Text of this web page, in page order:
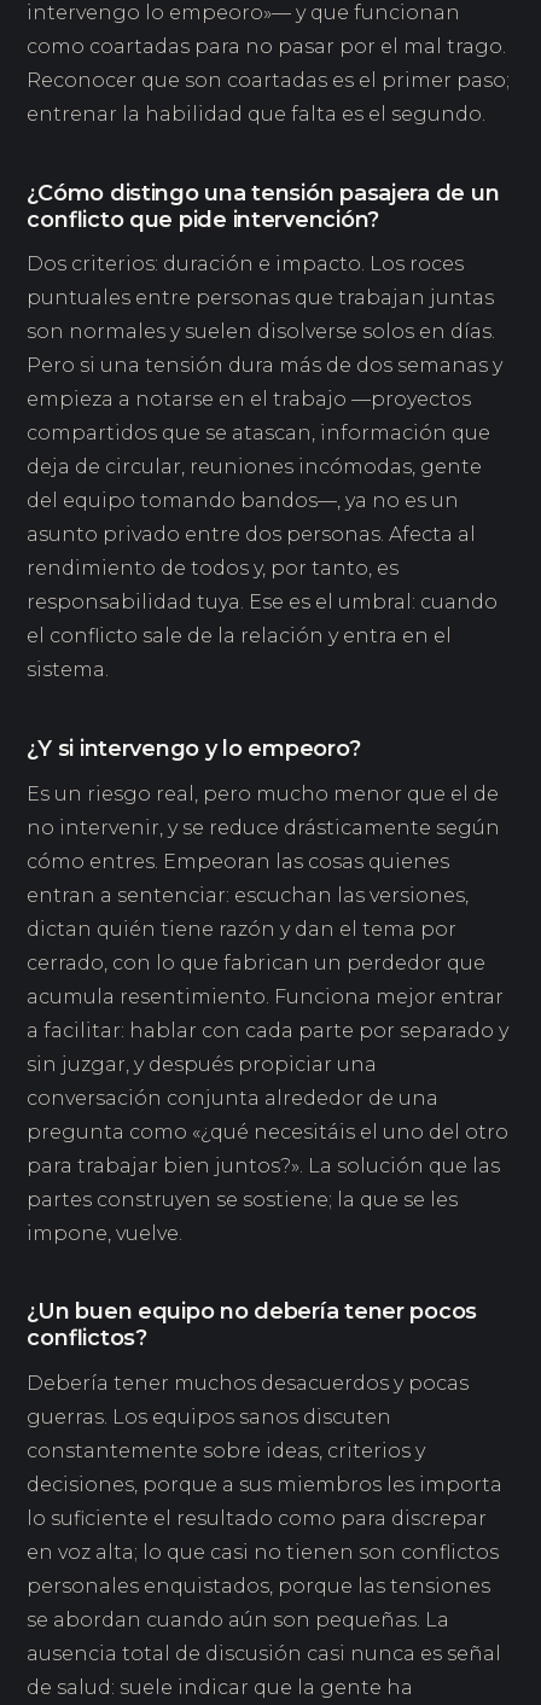
intervengo lo empeoro»— y que funcionan
como coartadas para no pasar por el mal trago.
Reconocer que son coartadas es el primer paso;
entrenar la habilidad que falta es el segundo.
¿Cómo distingo una tensión pasajera de un
conflicto que pide intervención?
Dos criterios: duración e impacto. Los roces
puntuales entre personas que trabajan juntas
son normales y suelen disolverse solos en días.
Pero si una tensión dura más de dos semanas y
empieza a notarse en el trabajo —proyectos
compartidos que se atascan, información que
deja de circular, reuniones incómodas, gente
del equipo tomando bandos—, ya no es un
asunto privado entre dos personas. Afecta al
rendimiento de todos y, por tanto, es
responsabilidad tuya. Ese es el umbral: cuando
el conflicto sale de la relación y entra en el
sistema.
¿Y si intervengo y lo empeoro?
Es un riesgo real, pero mucho menor que el de
no intervenir, y se reduce drásticamente según
cómo entres. Empeoran las cosas quienes
entran a sentenciar: escuchan las versiones,
dictan quién tiene razón y dan el tema por
cerrado, con lo que fabrican un perdedor que
acumula resentimiento. Funciona mejor entrar
a facilitar: hablar con cada parte por separado y
sin juzgar, y después propiciar una
conversación conjunta alrededor de una
pregunta como «¿qué necesitáis el uno del otro
para trabajar bien juntos?». La solución que las
partes construyen se sostiene; la que se les
impone, vuelve.
¿Un buen equipo no debería tener pocos
conflictos?
Debería tener muchos desacuerdos y pocas
guerras. Los equipos sanos discuten
constantemente sobre ideas, criterios y
decisiones, porque a sus miembros les importa
lo suficiente el resultado como para discrepar
en voz alta; lo que casi no tienen son conflictos
personales enquistados, porque las tensiones
se abordan cuando aún son pequeñas. La
ausencia total de discusión casi nunca es señal
de salud: suele indicar que la gente ha